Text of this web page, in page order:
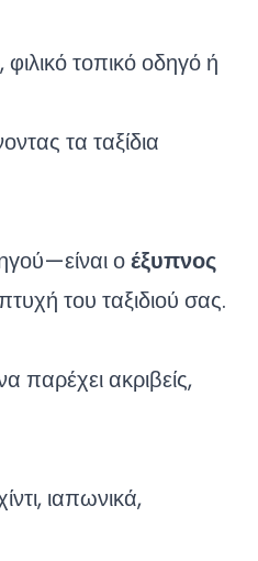
φιλικό τοπικό οδηγό ή
τα ταξίδια
οέξυπνος
του ταξιδιού σας.
παρέχει ακριβείς,
ιαπωνικά,